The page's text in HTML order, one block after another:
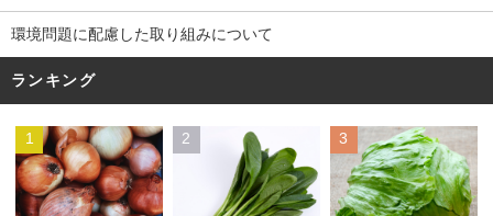
環境問題に配慮した取り組みについて
ランキング
1 2 3